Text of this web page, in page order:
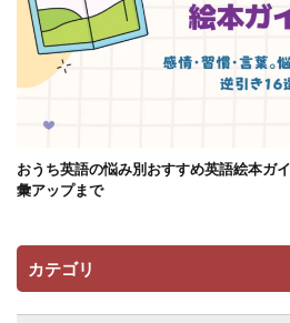
おうち英語の悩み別おすすめ英語絵本ガ
彙アップまで
カテゴリ